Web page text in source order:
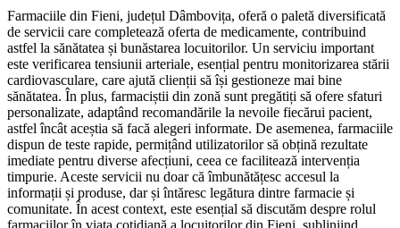
Farmaciile din Fieni, județul Dâmbovița, oferă o paletă diversificată
de servicii care completează oferta de medicamente, contribuind
astfel la sănătatea și bunăstarea locuitorilor. Un serviciu important
este verificarea tensiunii arteriale, esențial pentru monitorizarea stării
cardiovasculare, care ajută clienții să își gestioneze mai bine
sănătatea. În plus, farmaciștii din zonă sunt pregătiți să ofere sfaturi
personalizate, adaptând recomandările la nevoile fiecărui pacient,
astfel încât aceștia să facă alegeri informate. De asemenea, farmaciile
dispun de teste rapide, permițând utilizatorilor să obțină rezultate
imediate pentru diverse afecțiuni, ceea ce facilitează intervenția
timpurie. Aceste servicii nu doar că îmbunătățesc accesul la
informații și produse, dar și întăresc legătura dintre farmacie și
comunitate. În acest context, este esențial să discutăm despre rolul